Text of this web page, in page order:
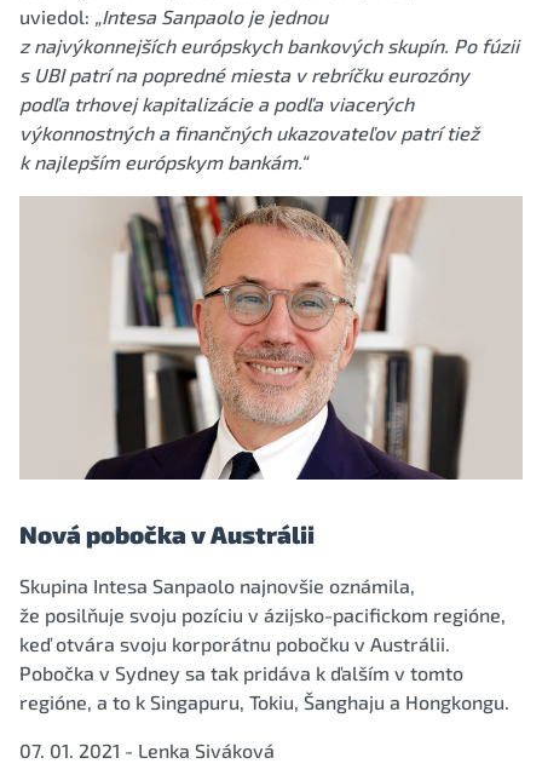
uviedol: „Intesa Sanpaolo je jednou
z najvýkonnejších európskych bankových skupín. Po fúzii
s UBI patrí na popredné miesta v rebríčku eurozóny
podľa trhovej kapitalizácie a podľa viacerých
výkonnostných a finančných ukazovateľov patrí tiež
k najlepším európskym bankám.“
Nová pobočka v Austrálii
Skupina Intesa Sanpaolo najnovšie oznámila,
že posilňuje svoju pozíciu v ázijsko-pacifickom regióne,
keď otvára svoju korporátnu pobočku v Austrálii.
Pobočka v Sydney sa tak pridáva k ďalším v tomto
regióne, a to k Singapuru, Tokiu, Šanghaju a Hongkongu.
07. 01. 2021 - Lenka Siváková